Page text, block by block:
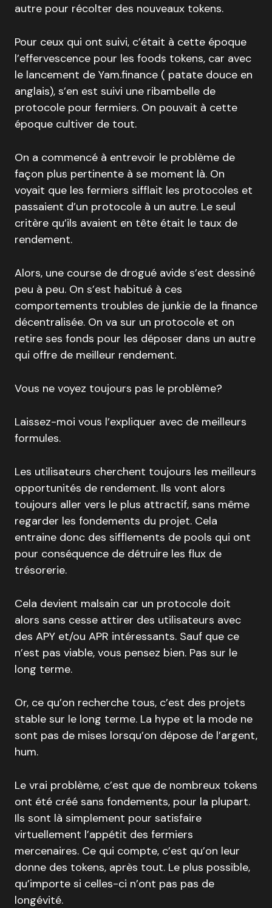
autre pour récolter des nouveaux tokens.
Pour ceux qui ont suivi, c’était à cette époque
l’effervescence pour les foods tokens, car avec
le lancement de Yam.finance ( patate douce en
anglais), s’en est suivi une ribambelle de
protocole pour fermiers. On pouvait à cette
époque cultiver de tout.
On a commencé à entrevoir le problème de
façon plus pertinente à se moment là. On
voyait que les fermiers sifflait les protocoles et
passaient d’un protocole à un autre. Le seul
critère qu’ils avaient en tête était le taux de
rendement.
Alors, une course de drogué avide s’est dessiné
peu à peu. On s’est habitué à ces
comportements troubles de junkie de la finance
décentralisée. On va sur un protocole et on
retire ses fonds pour les déposer dans un autre
qui offre de meilleur rendement.
Vous ne voyez toujours pas le problème?
Laissez-moi vous l’expliquer avec de meilleurs
formules.
Les utilisateurs cherchent toujours les meilleurs
opportunités de rendement. Ils vont alors
toujours aller vers le plus attractif, sans même
regarder les fondements du projet. Cela
entraine donc des sifflements de pools qui ont
pour conséquence de détruire les flux de
trésorerie.
Cela devient malsain car un protocole doit
alors sans cesse attirer des utilisateurs avec
des APY et/ou APR intéressants. Sauf que ce
n’est pas viable, vous pensez bien. Pas sur le
long terme.
Or, ce qu’on recherche tous, c’est des projets
stable sur le long terme. La hype et la mode ne
sont pas de mises lorsqu’on dépose de l’argent,
hum.
Le vrai problème, c’est que de nombreux tokens
ont été créé sans fondements, pour la plupart.
Ils sont là simplement pour satisfaire
virtuellement l’appétit des fermiers
mercenaires. Ce qui compte, c’est qu’on leur
donne des tokens, après tout. Le plus possible,
qu’importe si celles-ci n’ont pas pas de
longévité.